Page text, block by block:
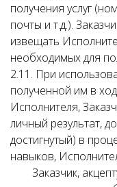
получения услуг
почты и т.д.).
извещать
необходимых для
2.11. При
полученной им в
Исполнителя,
личный результат,
достигнутый) в
навыков,
Заказчик,